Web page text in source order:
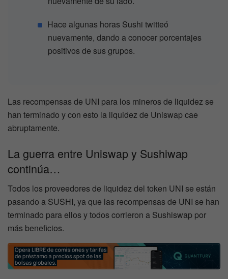
Hace algunas horas Sushi twitteó
nuevamente, dando a conocer porcentajes
positivos de sus grupos.
Las recompensas de UNI para los mineros de liquidez se
han terminado y con esto la liquidez de Uniswap cae
abruptamente.
La guerra entre Uniswap y Sushiwap
continúa…
Todos los proveedores de liquidez del token UNI se están
pasando a SUSHI, ya que las recompensas de UNI se han
terminado para ellos y todos corrieron a Sushiswap por
más beneficios.